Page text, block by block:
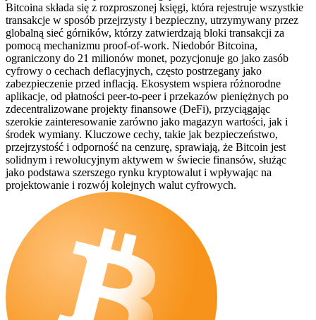
Bitcoina składa się z rozproszonej księgi, która rejestruje wszystkie
transakcje w sposób przejrzysty i bezpieczny, utrzymywany przez
globalną sieć górników, którzy zatwierdzają bloki transakcji za
pomocą mechanizmu proof-of-work. Niedobór Bitcoina,
ograniczony do 21 milionów monet, pozycjonuje go jako zasób
cyfrowy o cechach deflacyjnych, często postrzegany jako
zabezpieczenie przed inflacją. Ekosystem wspiera różnorodne
aplikacje, od płatności peer-to-peer i przekazów pieniężnych po
zdecentralizowane projekty finansowe (DeFi), przyciągając
szerokie zainteresowanie zarówno jako magazyn wartości, jak i
środek wymiany. Kluczowe cechy, takie jak bezpieczeństwo,
przejrzystość i odporność na cenzurę, sprawiają, że Bitcoin jest
solidnym i rewolucyjnym aktywem w świecie finansów, służąc
jako podstawa szerszego rynku kryptowalut i wpływając na
projektowanie i rozwój kolejnych walut cyfrowych.